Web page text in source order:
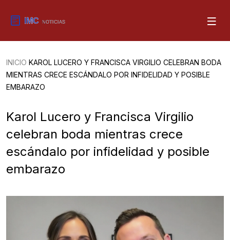
INICIO KAROL LUCERO Y FRANCISCA VIRGILIO CELEBRAN BODA
MIENTRAS CRECE ESCÁNDALO POR INFIDELIDAD Y POSIBLE
EMBARAZO
Karol Lucero y Francisca Virgilio
celebran boda mientras crece
escándalo por infidelidad y posible
embarazo